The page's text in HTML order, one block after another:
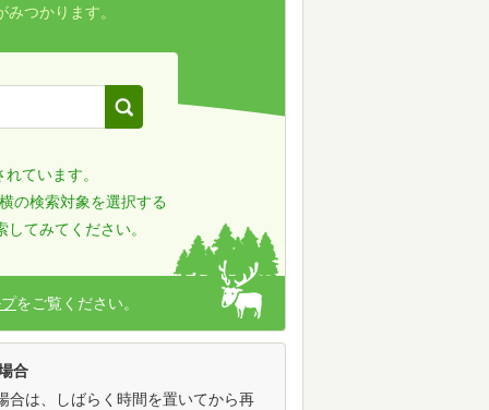
つかります。
ています。
の検索対象を選択する
てみてください。
をご覧ください。
合
合は、しばらく時間を置いてから再